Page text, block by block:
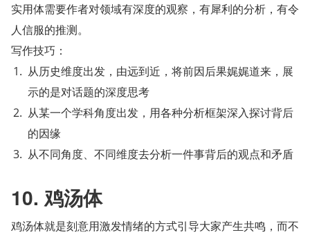
实用体需要作者对领域有深度的观察，有犀利的分析，有令
人信服的推测。
写作技巧：
从历史维度出发，由远到近，将前因后果娓娓道来，展
示的是对话题的深度思考
从某一个学科角度出发，用各种分析框架深入探讨背后
的因缘
从不同角度、不同维度去分析一件事背后的观点和矛盾
10. 鸡汤体
鸡汤体就是刻意用激发情绪的方式引导大家产生共鸣，而不